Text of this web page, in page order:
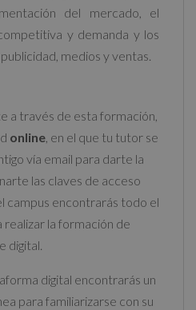
del mercado, el
y demanda y los
medios y ventas.
a través de esta formación,
online , en el que tu tutor se
vía email para darte la
las claves de acceso
campus encontrarás todo el
la formación de
digital.
digital encontrarás un
para familiarizarse con su